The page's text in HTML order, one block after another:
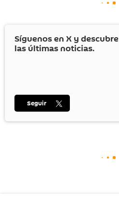
Síguenos en X y descubre
las últimas noticias.
Seguir